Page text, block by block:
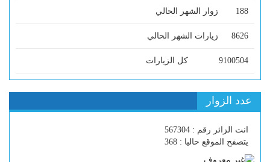
188 زوار الشهر الحالي
8626 زيارات الشهر الحالي
9100504 كل الزيارات
عدد الزوار
انت الزائر رقم : 567304
يتصفح الموقع حاليا : 368